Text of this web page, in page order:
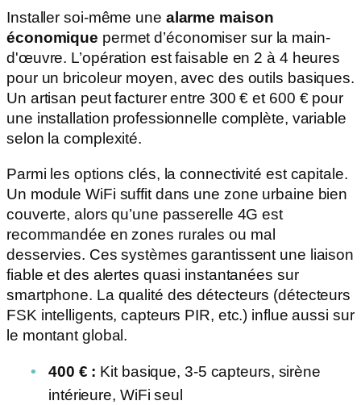
Installer soi-même une alarme maison
économique permet d’économiser sur la main-
d'œuvre. L’opération est faisable en 2 à 4 heures
pour un bricoleur moyen, avec des outils basiques.
Un artisan peut facturer entre 300 € et 600 € pour
une installation professionnelle complète, variable
selon la complexité.
Parmi les options clés, la connectivité est capitale.
Un module WiFi suffit dans une zone urbaine bien
couverte, alors qu’une passerelle 4G est
recommandée en zones rurales ou mal
desservies. Ces systèmes garantissent une liaison
fiable et des alertes quasi instantanées sur
smartphone. La qualité des détecteurs (détecteurs
FSK intelligents, capteurs PIR, etc.) influe aussi sur
le montant global.
400 € : Kit basique, 3-5 capteurs, sirène
intérieure, WiFi seul